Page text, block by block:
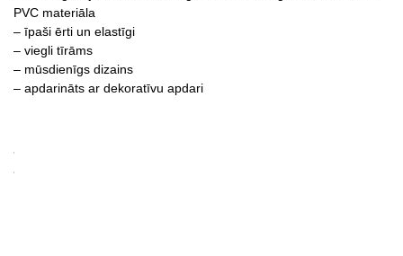
PVC materiāla
– īpaši ērti un elastīgi
– viegli tīrāms
– mūsdienīgs dizains
– apdarināts ar dekoratīvu apdari